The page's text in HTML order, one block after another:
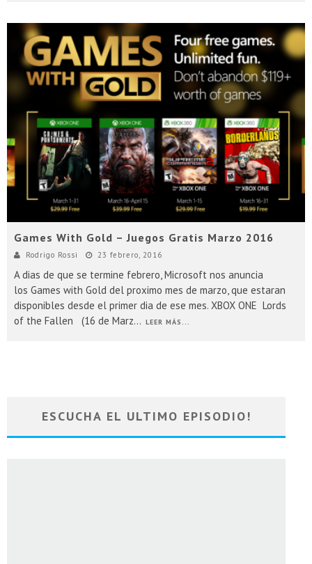
Games With Gold – Juegos Gratis Marzo 2016
Rodrigo Rossi 23 febrero, 2016
A dias de que se termine febrero, Microsoft nos anuncia
los Games with Gold del proximo mes de marzo, que estaran
disponibles desde el primer dia de ese mes. XBOX ONE Lords
of the Fallen (16 de Marz... LEER MÁS...
ESCUCHA EL ULTIMO EPISODIO!